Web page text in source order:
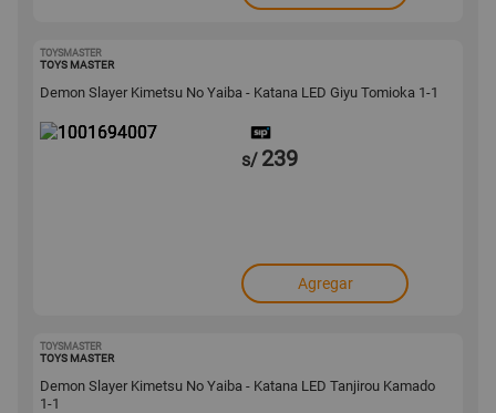
TOYSMASTER
TOYS MASTER
Demon Slayer Kimetsu No Yaiba - Katana LED Giyu Tomioka 1-1
s/ 239
Agregar
TOYSMASTER
TOYS MASTER
Demon Slayer Kimetsu No Yaiba - Katana LED Tanjirou Kamado
1-1